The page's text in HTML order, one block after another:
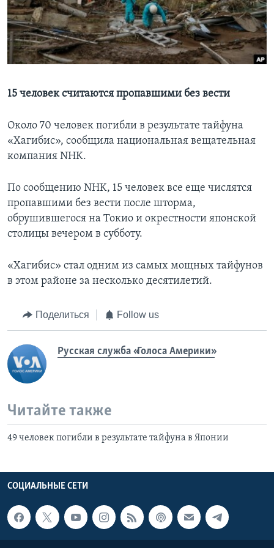
Learning English
СОЦИАЛЬНЫЕ СЕТИ
15 человек считаются пропавшими без вести
Около 70 человек погибли в результате тайфуна
«Хагибис», сообщила национальная вещательная
компания NHK.
По сообщению NHK, 15 человек все еще числятся
пропавшими без вести после шторма,
обрушившегося на Токио и окрестности японской
столицы вечером в субботу.
«Хагибис» стал одним из самых мощных тайфунов
в этом районе за несколько десятилетий.
Поделиться Follow us
Русская служба «Голоса Америки»
Читайте также
49 человек погибли в результате тайфуна в Японии
СОЦИАЛЬНЫЕ СЕТИ